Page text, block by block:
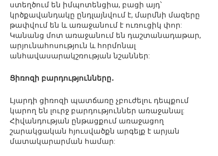
ստեղծում են իմպոտենցիա, բացի այդ՝
կրծքավանդակը ընդլայնվում է, մարմնի մազերը
թափվում են և առաջանում է ուռուցիկ փոր:
Կանանց մոտ առաջանում են դաշտանադաթար,
արյունահոսություն և հորմոնալ
անհավասարակշռության նշաններ:
Ցիռոզի բարդությունները․
Լյարդի ցիռոզի պատճառը չբուժելու դեպքում
կարող են լուրջ բարդություններ առաջանալ:
Հիվանդության ընթացքում առաջացող
շարակցական հյուսվածքն արգելք է արյան
մատակարարման համար: